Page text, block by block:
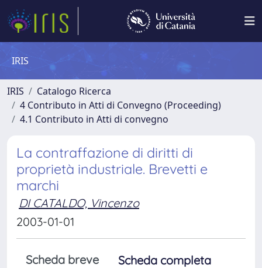
IRIS
IRIS
Catalogo Ricerca
4 Contributo in Atti di Convegno (Proceeding)
4.1 Contributo in Atti di convegno
La contraffazione di diritti di
proprietà industriale. Brevetti e
marchi
DI CATALDO, Vincenzo
2003-01-01
Scheda breve
Scheda completa